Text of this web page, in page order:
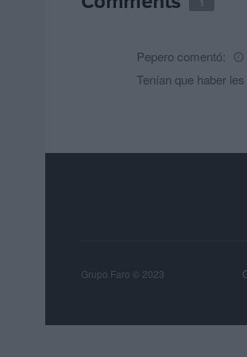
Pepero comentó:
Tenían que haber
Grupo Faro © 2023